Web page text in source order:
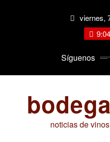
viernes,
Síguenos
noticias de